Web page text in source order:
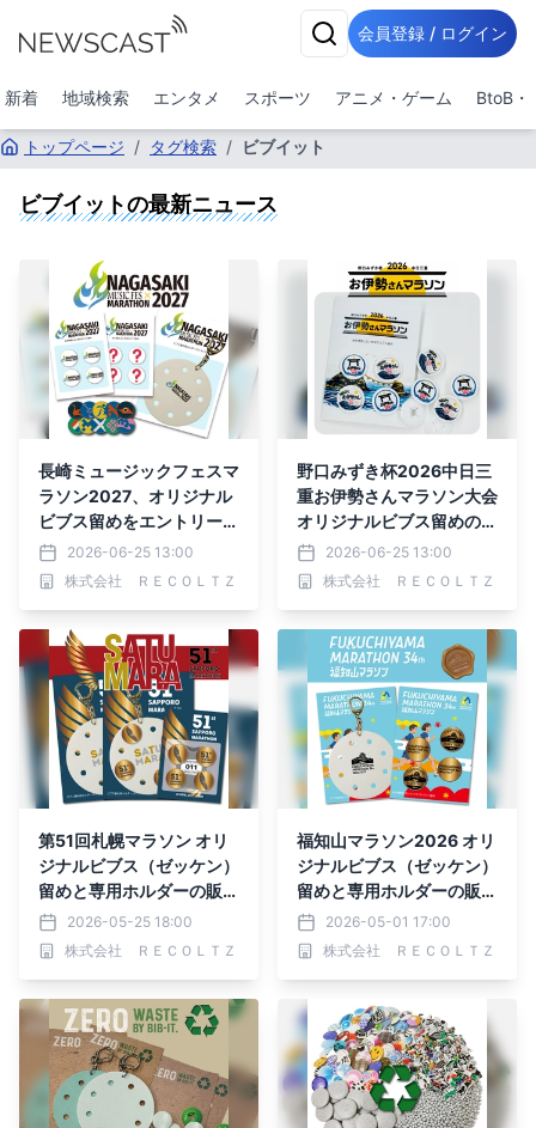
会員登録 / ログイン
新着 地域検索 エンタメ スポーツ アニメ・ゲーム BtoB・
トップページ / タグ検索 / ビブイット
ビブイットの最新ニュース
長崎ミュージックフェスマ
ラソン2027、オリジナル
ビブス留めをエントリー時
オプション販売開始
2026-06-25 13:00
株式会社 ＲＥＣＯＬＴＺ
野口みずき杯2026中日三
重お伊勢さんマラソン大会
オリジナルビブス留めの販
売が決定2026-06-25 13:00
株式会社 ＲＥＣＯＬＴＺ
第51回札幌マラソン オリ
ジナルビブス（ゼッケン）
留めと専用ホルダーの販売
を開始2026-05-25 18:00
株式会社 ＲＥＣＯＬＴＺ
福知山マラソン2026 オリ
ジナルビブス（ゼッケン）
留めと専用ホルダーの販売
を開始2026-05-01 17:00
株式会社 ＲＥＣＯＬＴＺ